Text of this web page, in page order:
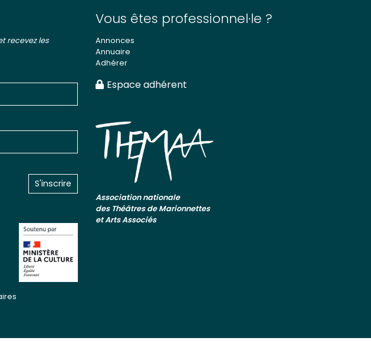
recevez les
Vous êtes professionnel·le ?
Annonces
Annuaire
Adhérer
Espace adhérent
Association nationale
des Théâtres de Marionnettes
et Arts Associés